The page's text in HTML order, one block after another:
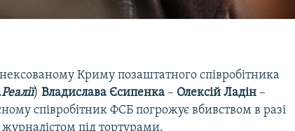
Криму позаштатного співробітника
) Владислава Єсипенка – Олексій Ладін –
співробітник ФСБ погрожує вбивством в разі
під тортурами.